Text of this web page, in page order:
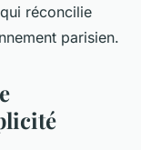
réconcilie
parisien.